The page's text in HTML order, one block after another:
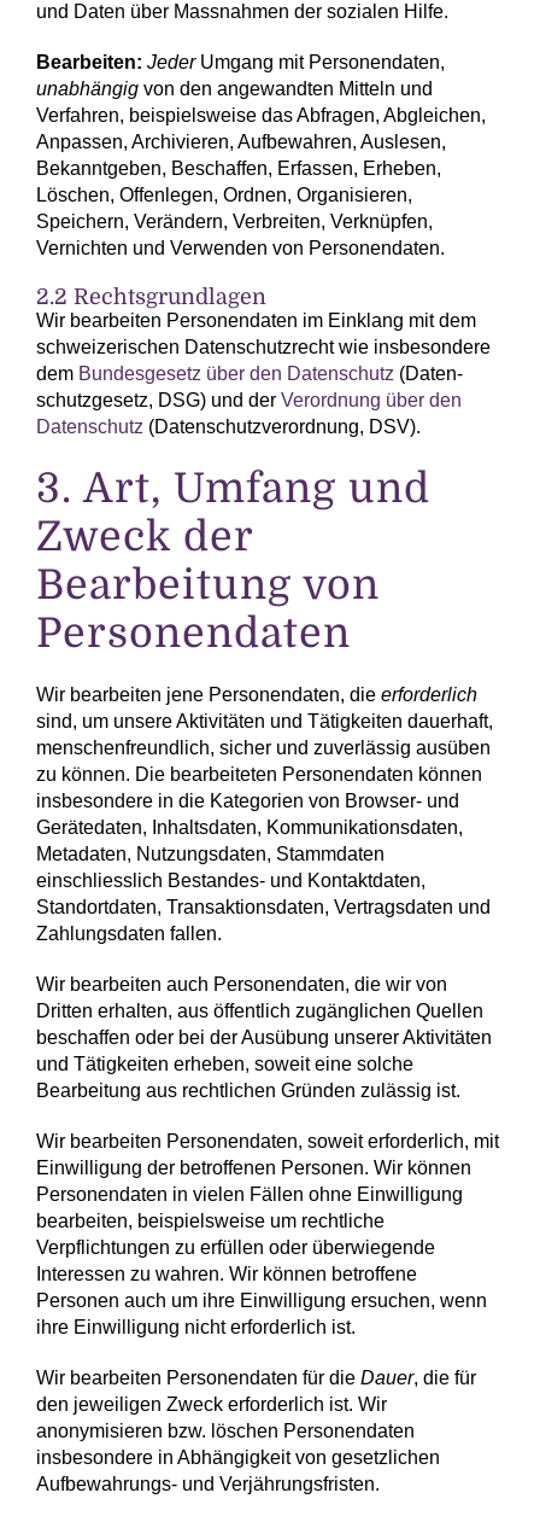
und Daten über Mass­nahmen der sozialen Hilfe.
Bearbeiten: JederUmgang mit Personen­daten,
unabhängigvon den angewandten Mitteln und
Verfahren, beispielsweise das Abfragen, Abgleichen,
Anpassen, Archivieren, Aufbewahren, Auslesen,
Bekannt­geben, Beschaffen, Erfassen, Erheben,
Löschen, Offenlegen, Ordnen, Organisieren,
Speichern, Verändern, Verbreiten, Verknüpfen,
Vernichten und Verwenden von Personen­daten.
2.2 Rechts­grundlagen
Wir bearbeiten Personen­daten im Einklang mit dem
schweizerischen Daten­schutz­recht wie insbesondere
dem Bundes­gesetz über den Daten­schutz (Daten­
schutz­gesetz, DSG) und der Verordnung über den
Daten­schutz (Daten­schutz­verordnung, DSV).
3. Art, Umfang und
Zweck der
Bearbeitung von
Personen­daten
Wir bearbeiten jene Personen­daten, die erforderlich
sind, um unsere Aktivitäten und Tätig­keiten dauerhaft,
menschen­freundlich, sicher und zuverlässig ausüben
zu können. Die bearbeiteten Personen­daten können
insbesondere in die Kategorien von Browser- und
Gerätedaten, Inhaltsdaten, Kommunikations­daten,
Metadaten, Nutzungsdaten, Stammdaten
einschliesslich Bestandes- und Kontakt­daten,
Standortdaten, Transaktions­daten, Vertrags­daten und
Zahlungs­daten fallen.
Wir bearbeiten auch Personen­daten, die wir von
Dritten erhalten, aus öffentlich zugänglichen Quellen
beschaffen oder bei der Ausübung unserer Aktivitäten
und Tätigkeiten erheben, soweit eine solche
Bearbeitung aus rechtlichen Gründen zulässig ist.
Wir bearbeiten Personen­daten, soweit erforderlich, mit
Einwilligung der betroffenen Personen. Wir können
Personen­daten in vielen Fällen ohne Einwilligung
bearbeiten, beispielsweise um rechtliche
Verpflichtungen zu erfüllen oder überwiegende
Interessen zu wahren. Wir können betroffene
Personen auch um ihre Einwilligung ersuchen, wenn
ihre Einwilligung nicht erforderlich ist.
Wir bearbeiten Personen­daten für die Dauer, die für
den jeweiligen Zweck erforderlich ist. Wir
anonymisieren bzw. löschen Personen­daten
insbesondere in Abhängigkeit von gesetzlichen
Aufbewahrungs- und Verjährungs­fristen.